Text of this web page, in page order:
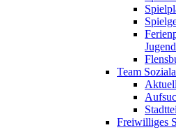
Team
Freiwilliges